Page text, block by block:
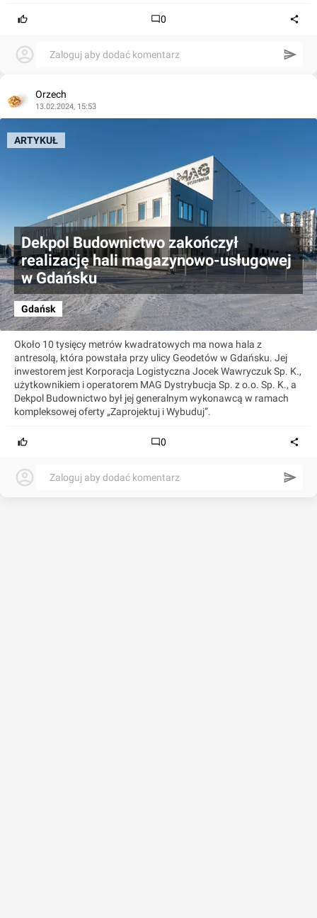
0
Zaloguj aby dodać komentarz
Orzech
13.02.2024, 15:53
Dekpol Budownictwo zakończył
realizację hali magazynowo-usługowej
w Gdańsku
Gdańsk
ARTYKUŁ
Około 10 tysięcy metrów kwadratowych ma nowa hala z
antresolą, która powstała przy ulicy Geodetów w Gdańsku. Jej
inwestorem jest Korporacja Logistyczna Jocek Wawryczuk Sp. K.,
użytkownikiem i operatorem MAG Dystrybucja Sp. z o.o. Sp. K., a
Dekpol Budownictwo był jej generalnym wykonawcą w ramach
kompleksowej oferty „Zaprojektuj i Wybuduj”.
0
Zaloguj aby dodać komentarz